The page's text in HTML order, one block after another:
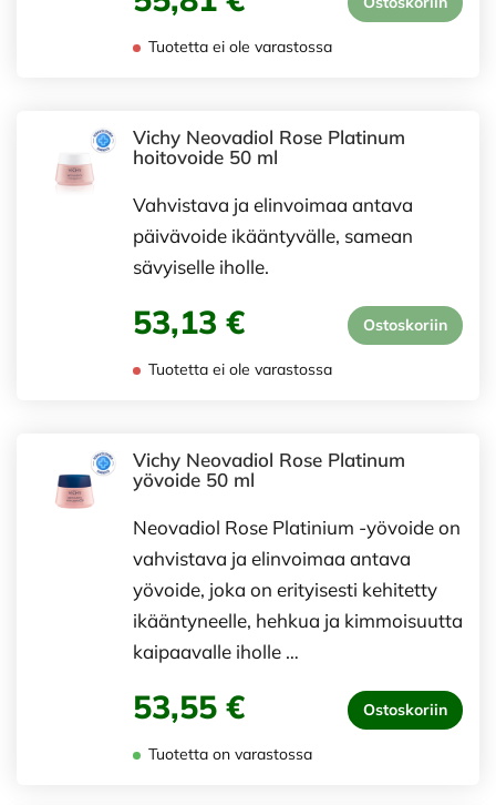
Tuotetta ei ole varastossa
Vichy Neovadiol Rose Platinum
hoitovoide 50 ml
Vahvistava ja elinvoimaa antava
päivävoide ikääntyvälle, samean
sävyiselle iholle.
53,13 € Ostoskoriin
Tuotetta ei ole varastossa
Vichy Neovadiol Rose Platinum
yövoide 50 ml
Neovadiol Rose Platinium -yövoide on
vahvistava ja elinvoimaa antava
yövoide, joka on erityisesti kehitetty
ikääntyneelle, hehkua ja kimmoisuutta
kaipaavalle iholle …
53,55 € Ostoskoriin
Tuotetta on varastossa